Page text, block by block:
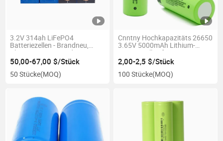
3.2V 314ah LiFePO4
Batteriezellen - Brandneu,
Klasse A mit QR-Code 12000
Zyklen für EV RV Solarenergie
50,00-67,00 $/Stück
50 Stücke(MOQ)
Cnntny Hochkapazitäts 26650
3.65V 5000mAh Lithium-
Batteriezellen für Ess
2,00-2,5 $/Stück
100 Stücke(MOQ)